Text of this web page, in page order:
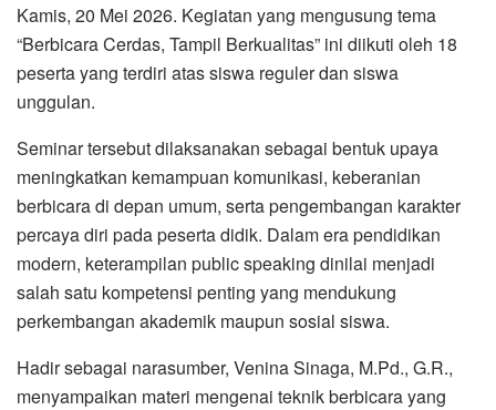
Kamis, 20 Mei 2026. Kegiatan yang mengusung tema
“Berbicara Cerdas, Tampil Berkualitas” ini diikuti oleh 18
peserta yang terdiri atas siswa reguler dan siswa
unggulan.
Seminar tersebut dilaksanakan sebagai bentuk upaya
meningkatkan kemampuan komunikasi, keberanian
berbicara di depan umum, serta pengembangan karakter
percaya diri pada peserta didik. Dalam era pendidikan
modern, keterampilan public speaking dinilai menjadi
salah satu kompetensi penting yang mendukung
perkembangan akademik maupun sosial siswa.
Hadir sebagai narasumber, Venina Sinaga, M.Pd., G.R.,
menyampaikan materi mengenai teknik berbicara yang